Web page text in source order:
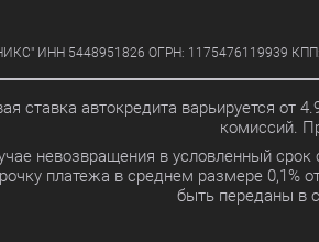
ИНН 5448951826 ОГРН: 1175476119939 КПП:
ставка автокредита варьируется
комиссий.
невозвращения в условленный
платежа в среднем размере 0,1%
быть переданы в